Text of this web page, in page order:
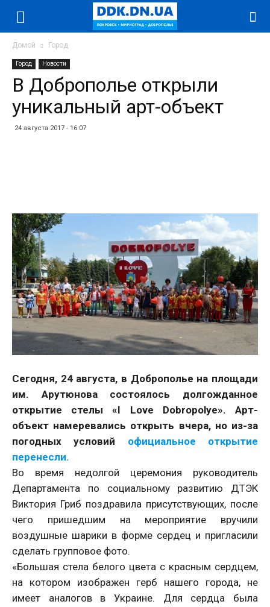
Домой Город
Город Новости
В Доброполье открыли
уникальный арт-объект
24 августа 2017 - 16:07
Сегодня, 24 августа, в Доброполье на площади
им. Арутюнова состоялось долгожданное
открытие стелы «I Lovе Dobropolye». Арт-
объект намеревались открыть вчера, но из-за
погодных условий официальное открытие
перенесли.
Во время недолгой церемония руководитель
Департамента по социальному развитию ДТЭК
Виктория Гриб поздравила присутствующих, после
чего пришедшим на мероприятие вручили
воздушные шарики в форме сердец и пригласили
сделать групповое фото.
«Большая стела белого цвета с красным сердцем,
на котором изображен герб нашего города, не
имеет аналогов в Украине. Для сердца была